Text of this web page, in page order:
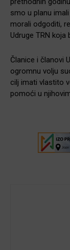
smo u planu
morali odgoditi,
Udruge TRN
Članice i članovi
ogromnu volju
cilj imati vlastito
pomoći u